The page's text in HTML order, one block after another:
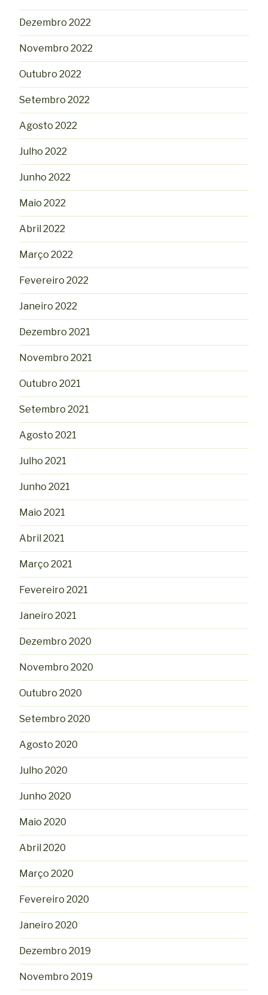
Dezembro 2022
Novembro 2022
Outubro 2022
Setembro 2022
Agosto 2022
Julho 2022
Junho 2022
Maio 2022
Abril 2022
Março 2022
Fevereiro 2022
Janeiro 2022
Dezembro 2021
Novembro 2021
Outubro 2021
Setembro 2021
Agosto 2021
Julho 2021
Junho 2021
Maio 2021
Abril 2021
Março 2021
Fevereiro 2021
Janeiro 2021
Dezembro 2020
Novembro 2020
Outubro 2020
Setembro 2020
Agosto 2020
Julho 2020
Junho 2020
Maio 2020
Abril 2020
Março 2020
Fevereiro 2020
Janeiro 2020
Dezembro 2019
Novembro 2019